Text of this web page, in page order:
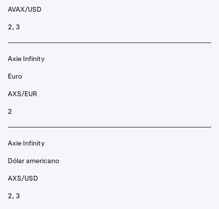
AVAX/USD
2, 3
Axie Infinity
Euro
AXS/EUR
2
Axie Infinity
Dólar americano
AXS/USD
2, 3